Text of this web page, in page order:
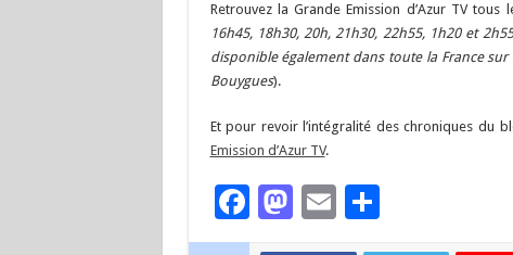
Retrouvez la Grande Emission d’Azur TV tous
16h45, 18h30, 20h, 21h30, 22h55, 1h20 et 2h55
disponible également dans toute la France sur
Bouygues).
Et pour revoir l’intégralité des chroniques du
Emission d’Azur TV.
Facebook
Mastodon
EmailPartager